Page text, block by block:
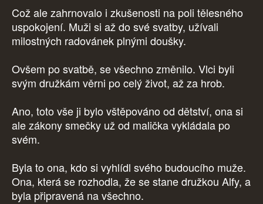
Což ale zahrnovalo i zkušenosti na poli tělesného
uspokojení. Muži si až do své svatby, užívali
milostných radovánek plnými doušky.
Ovšem po svatbě, se všechno změnilo. Vlci byli
svým družkám věrni po celý život, až za hrob.
Ano, toto vše ji bylo vštěpováno od dětství, ona si
ale zákony smečky už od malička vykládala po
svém.
Byla to ona, kdo si vyhlídl svého budoucího muže.
Ona, která se rozhodla, že se stane družkou Alfy, a
byla připravená na všechno.